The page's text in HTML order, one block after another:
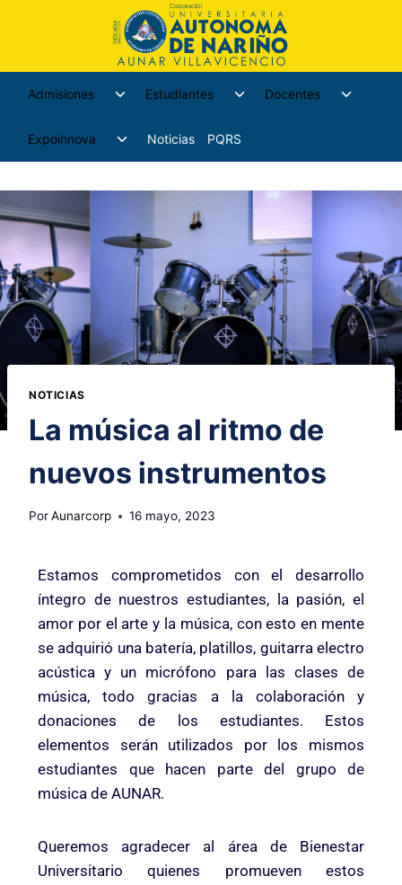
Admisiones Estudiantes Docentes
Expoinnova Noticias PQRS
NOTICIAS
La música al ritmo de
nuevos instrumentos
PorAunarcorp 16 mayo, 2023
Estamos comprometidos con el desarrollo
íntegro de nuestros estudiantes, la pasión, el
amor por el arte y la música, con esto en mente
se adquirió una batería, platillos, guitarra electro
acústica y un micrófono para las clases de
música, todo gracias a la colaboración y
donaciones de los estudiantes. Estos
elementos serán utilizados por los mismos
estudiantes que hacen parte del grupo de
música de AUNAR.
Queremos agradecer al área de Bienestar
Universitario quienes promueven estos